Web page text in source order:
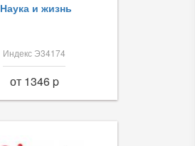
Наука и жизнь
Индекс Э34174
от 1346 p